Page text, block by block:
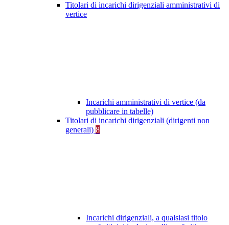
Titolari di incarichi dirigenziali amministrativi di
vertice
Incarichi amministrativi di vertice (da
pubblicare in tabelle)
Titolari di incarichi dirigenziali (dirigenti non
generali) 8
Incarichi dirigenziali, a qualsiasi titolo